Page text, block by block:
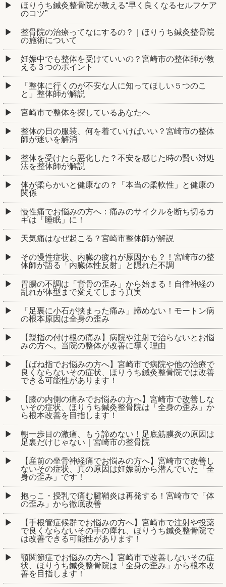
ほりうち鍼灸整骨院が教える“早く良くなるセルフケア
のコツ”
整骨院の治療ってなにするの？｜ほりうち鍼灸整骨院
の施術について
妊娠中でも整体を受けていいの？宮崎市の整体師が教
える３つのポイント
「整体に行くのが不安な人に知ってほしい５つのこ
と」整体師が解説
宮崎市で整体を探しているあなたへ
整体の日の服装、何を着ていけばいい？宮崎市の整体
師が迷いを解消
整体を受けたら悪化した？不安を感じた時の賢い対処
法を整体師が解説
体が柔らかいと健康なの？「本当の柔軟性」と健康の
関係
慢性痛でお悩みの方へ：痛みのサイクルを断ち切るカ
ギは「睡眠」に！
天気痛はなぜ起こる？宮崎市整体師が解説
その慢性症状、内臓の疲れが原因かも？！宮崎市の整
体師が語る「内臓体性反射」と隠れた不調
胃腸の不調は「背骨の歪み」から始まる！自律神経の
乱れが体型まで変えてしまう真実
「足裏に小石が挟まった痛み」諦めない！モートン病
の根本原因は全身の歪み
【親指の付け根の痛み】病院や注射で治らないとお悩
みの方へ。当院の整体が改善に導く理由
【ばね指でお悩みの方へ】宮崎市で病院や他の治療で
良くならないその症状、ほりうち鍼灸整骨院では改善
できる可能性があります！
【膝の内側の痛みでお悩みの方へ】宮崎市で改善しな
いその症状、ほりうち鍼灸整骨院は「全身の歪み」か
ら根本改善を目指します！
朝一歩目の激痛、もう諦めない！足底筋膜炎の原因は
足裏だけじゃない｜宮崎市の整骨院
【産前の坐骨神経痛でお悩みの方へ】宮崎市で改善し
ないその症状、真の原因は妊娠前から潜んでいた「全
身の歪み」です！
抱っこ・授乳で痛む腱鞘炎は再発する！宮崎市で「体
の歪み」から徹底改善
【手根管症候群でお悩みの方へ】宮崎市で注射や投薬
で良くならないその手の痺れ、ほりうち鍼灸整骨院で
は改善できる可能性があります！
顎関節症でお悩みの方へ】宮崎市で改善しないその症
状、ほりうち鍼灸整骨院は「全身の歪み」から根本改
善を目指します！